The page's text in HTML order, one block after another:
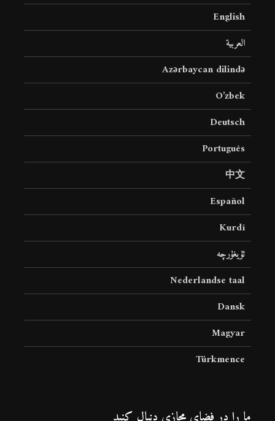
English
العربية
Azərbaycan dilində
O’zbek
Deutsch
Português
中文
Español
Kurdî
ئۇيغۇرچە
Nederlandse taal
Dansk
Magyar
Türkmence